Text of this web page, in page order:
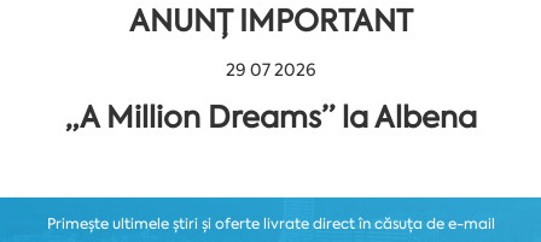
ANUNȚ IMPORTANT
29 07 2026
„A Million Dreams” la Albena
Primește ultimele știri și oferte livrate direct în căsuța de e-mail